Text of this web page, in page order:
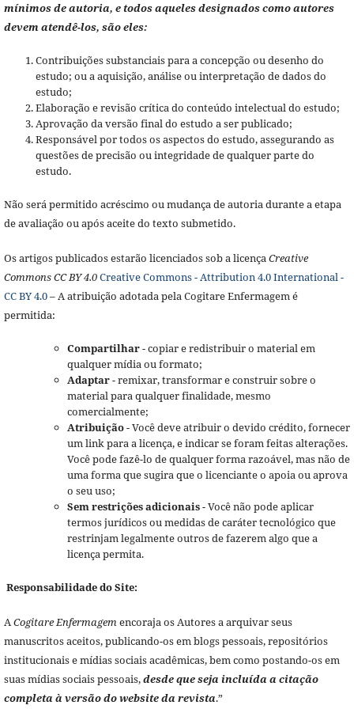
mínimos de autoria, e todos aqueles designados como autores
devem atendê-los, são eles:
Contribuições substanciais para a concepção ou desenho do
estudo; ou a aquisição, análise ou interpretação de dados do
estudo;
Elaboração e revisão crítica do conteúdo intelectual do estudo;
Aprovação da versão final do estudo a ser publicado;
Responsável por todos os aspectos do estudo, assegurando as
questões de precisão ou integridade de qualquer parte do
estudo.
Não será permitido acréscimo ou mudança de autoria durante a etapa
de avaliação ou após aceite do texto submetido.
Os artigos publicados estarão licenciados sob a licençaCreative
Commons CC BY 4.0Creative Commons - Attribution 4.0 International -
CC BY 4.0– A atribuição adotada pela Cogitare Enfermagem é
permitida:
Compartilhar- copiar e redistribuir o material em
qualquer mídia ou formato;
Adaptar- remixar, transformar e construir sobre o
material para qualquer finalidade, mesmo
comercialmente;
Atribuição- Você deve atribuir o devido crédito, fornecer
um link para a licença, e indicar se foram feitas alterações.
Você pode fazê-lo de qualquer forma razoável, mas não de
uma forma que sugira que o licenciante o apoia ou aprova
o seu uso;
Sem restrições adicionais- Você não pode aplicar
termos jurídicos ou medidas de caráter tecnológico que
restrinjam legalmente outros de fazerem algo que a
licença permita.
Responsabilidade do Site:
ACogitare Enfermagemencoraja os Autores a arquivar seus
manuscritos aceitos, publicando-os em blogs pessoais, repositórios
institucionais e mídias sociais acadêmicas, bem como postando-os em
suas mídias sociais pessoais,desde que seja incluída a citação
completa à versão do website da revista.”